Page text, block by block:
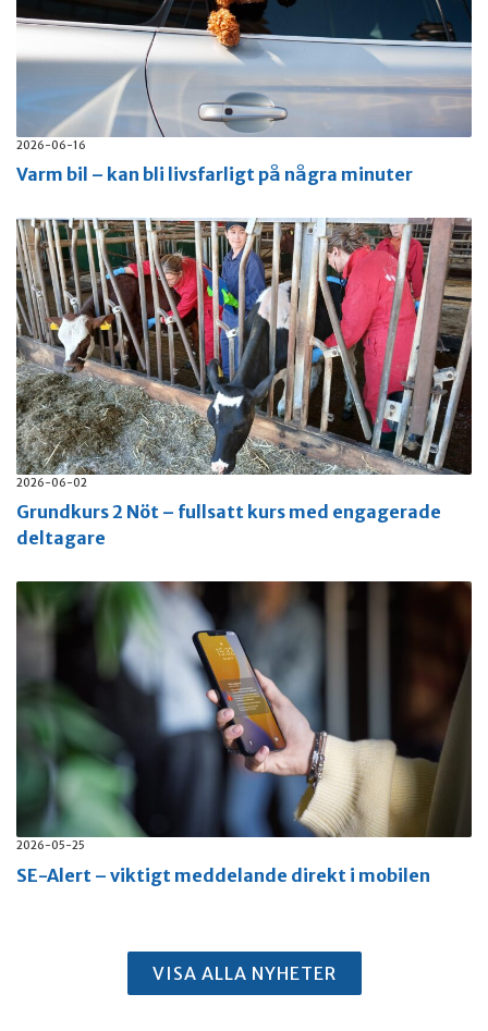
2026-06-16
Varm bil – kan bli livsfarligt på några minuter
2026-06-02
Grundkurs 2 Nöt – fullsatt kurs med engagerade
deltagare
2026-05-25
SE-Alert – viktigt meddelande direkt i mobilen
VISA ALLA NYHETER